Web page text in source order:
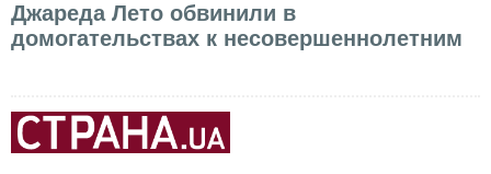
Джареда Лето обвинили в
домогательствах к несовершеннолетним